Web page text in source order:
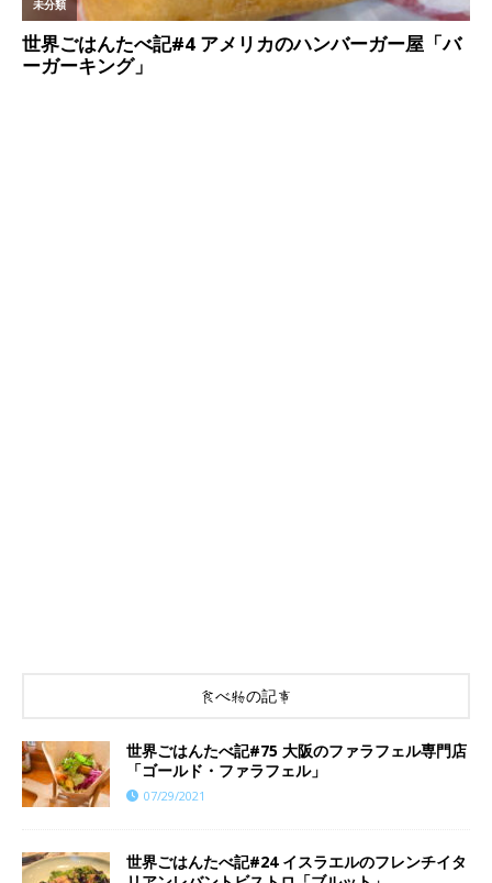
食べ物の記事
世界ごはんたべ記#75 大阪のファラフェル専門店
「ゴールド・ファラフェル」
07/29/2021
世界ごはんたべ記#24 イスラエルのフレンチイタ